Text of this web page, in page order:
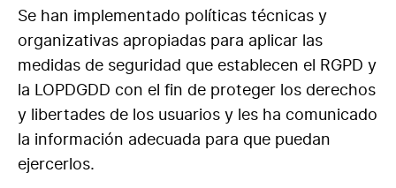
Se han implementado políticas técnicas y
organizativas apropiadas para aplicar las
medidas de seguridad que establecen el RGPD y
la LOPDGDD con el fin de proteger los derechos
y libertades de los usuarios y les ha comunicado
la información adecuada para que puedan
ejercerlos.